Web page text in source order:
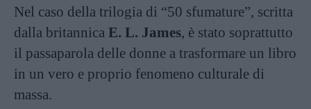
Nel caso della trilogia di “50 sfumature”, scritta
dalla britannica E. L. James, è stato soprattutto
il passaparola delle donne a trasformare un libro
in un vero e proprio fenomeno culturale di
massa.